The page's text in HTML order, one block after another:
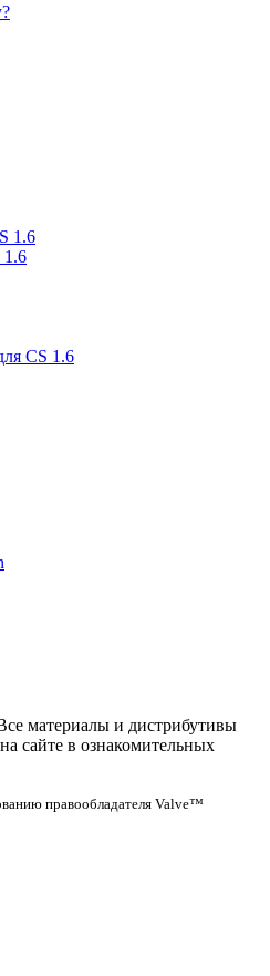
1.6
CS 1.6
материалы и дистрибутивы
сайте в ознакомительных
правообладателя Valve™